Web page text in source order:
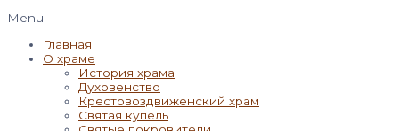
Menu
Главная
О храме
История храма
Духовенство
Крестовоздвиженский храм
Святая купель